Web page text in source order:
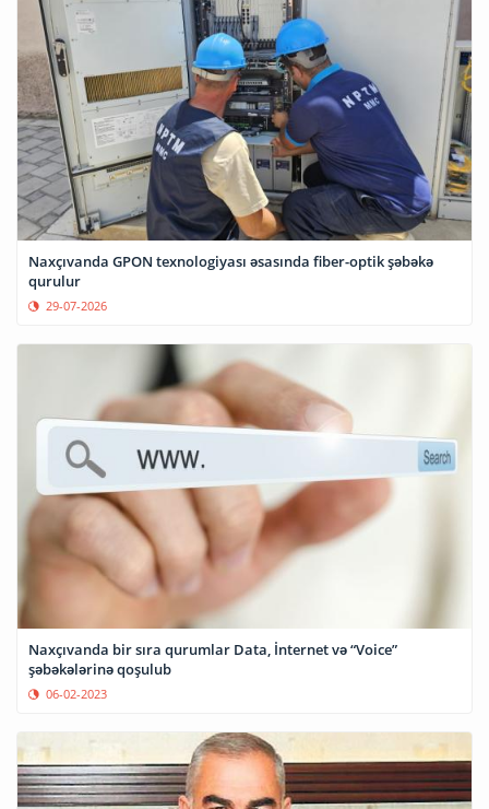
Naxçıvanda GPON texnologiyası əsasında fiber-optik şəbəkə
qurulur
29-07-2026
Naxçıvanda bir sıra qurumlar Data, İnternet və “Voice”
şəbəkələrinə qoşulub
06-02-2023